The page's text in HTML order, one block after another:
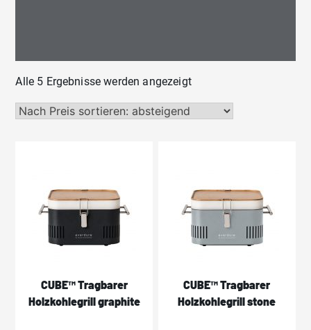
Alle 5 Ergebnisse werden angezeigtNach
Preis
sortiert:
CUBE™ Tragbarer
Holzkohlegrill graphite
CUBE™ Tragbarer
Holzkohlegrill stone